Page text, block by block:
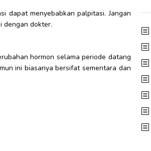
dapat menyebabkan palpitasi. Jangan
dengan dokter.
hormon selama periode datang
ini biasanya bersifat sementara dan